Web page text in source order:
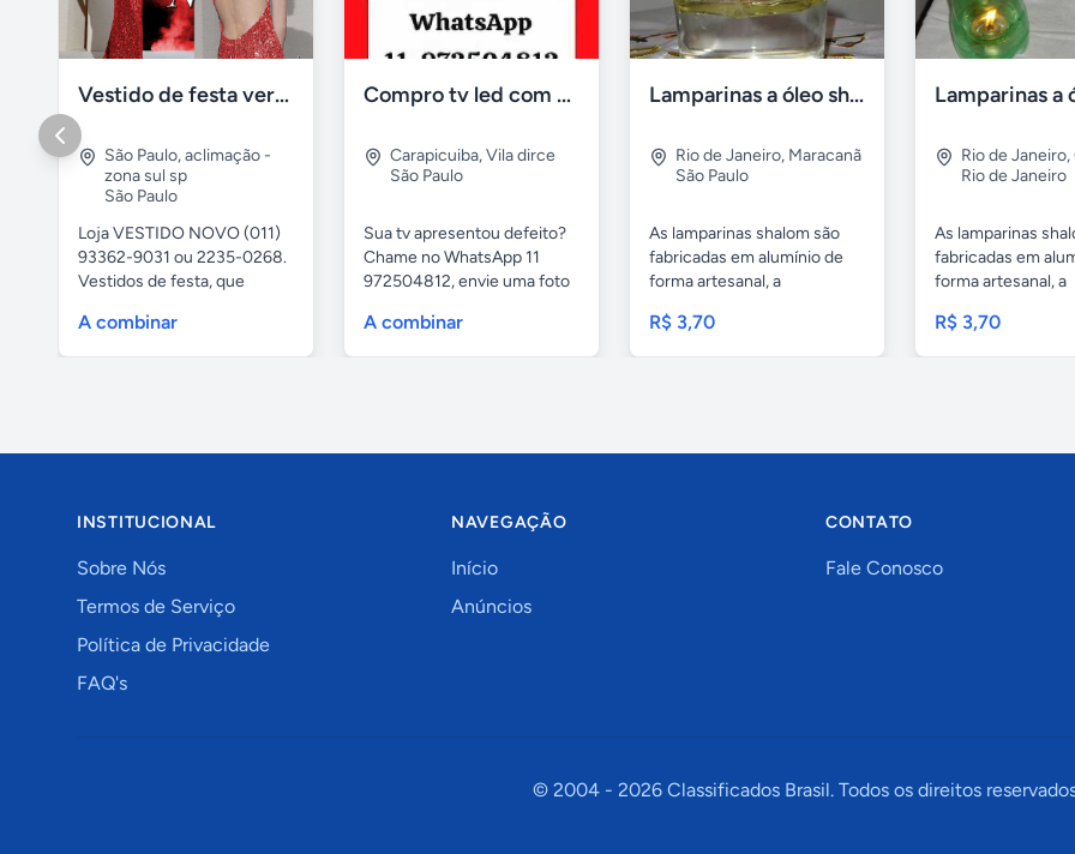
Vestido de festa vermelho com brilho e pedraria
São Paulo,aclimação -
zona sul sp
São Paulo
Loja VESTIDO NOVO (011)
93362-9031 ou 2235-0268.
Vestidos de festa, que
A combinar
Compro tv led com defeito
Carapicuiba,Vila dirce
São Paulo
Sua tv apresentou defeito?
Chame no WhatsApp 11
972504812, envie uma foto
A combinar
Lamparinas a óleo shalom
Rio de Janeiro, Maracanã
São Paulo
As lamparinas shalom são
fabricadas em alumínio de
forma artesanal, a
R$ 3,70
Rio de Janeiro,
Rio de Janeiro
As lamparinas
fabricadas em
forma artesanal, a
R$ 3,70
INSTITUCIONAL
Sobre Nós
Termos de Serviço
Política de Privacidade
FAQ's
NAVEGAÇÃO
Início
Anúncios
CONTATO
Fale Conosco
© 2004 - 2026Classificados Brasil. Todos os direitos